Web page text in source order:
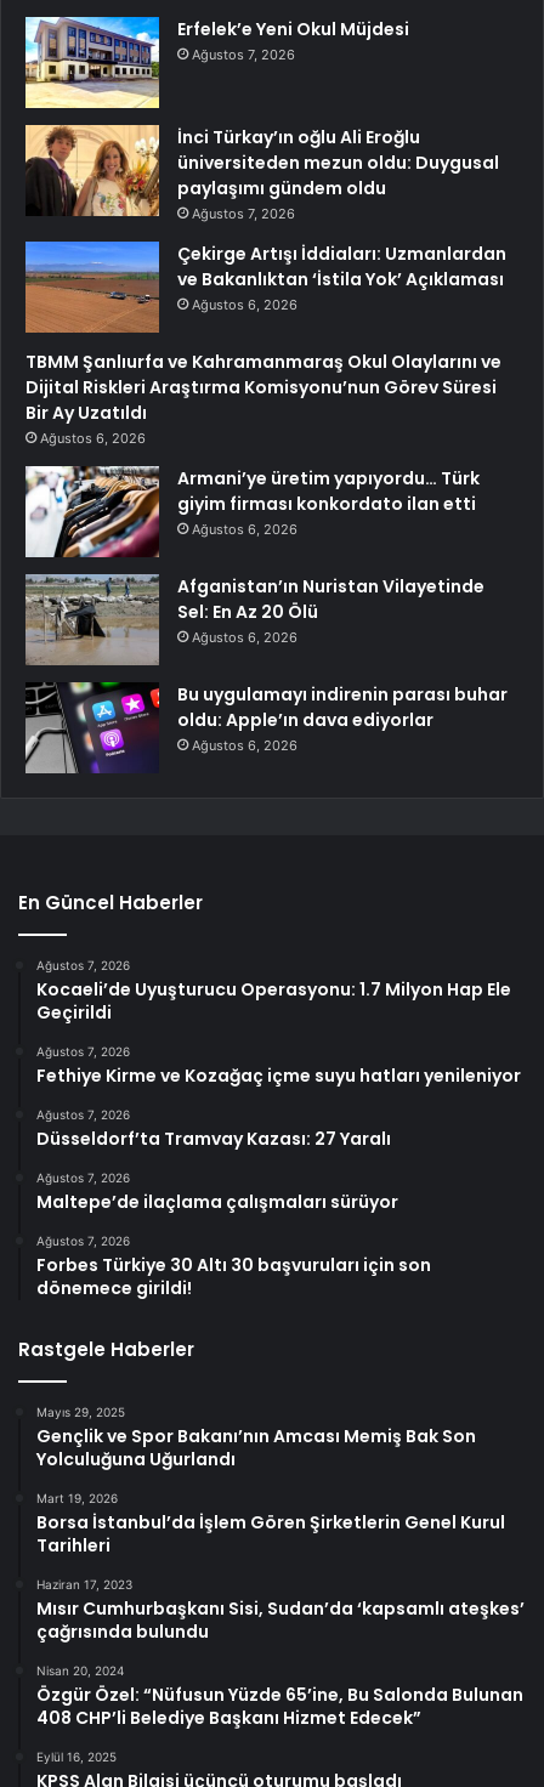
Erfelek’e Yeni Okul Müjdesi
Ağustos 7, 2026
İnci Türkay’ın oğlu Ali Eroğlu
üniversiteden mezun oldu: Duygusal
paylaşımı gündem oldu
Ağustos 7, 2026
Çekirge Artışı İddiaları: Uzmanlardan
ve Bakanlıktan ‘İstila Yok’ Açıklaması
Ağustos 6, 2026
TBMM Şanlıurfa ve Kahramanmaraş Okul Olaylarını ve
Dijital Riskleri Araştırma Komisyonu’nun Görev Süresi
Bir Ay Uzatıldı
Ağustos 6, 2026
Armani’ye üretim yapıyordu… Türk
giyim firması konkordato ilan etti
Ağustos 6, 2026
Afganistan’ın Nuristan Vilayetinde
Sel: En Az 20 Ölü
Ağustos 6, 2026
Bu uygulamayı indirenin parası buhar
oldu: Apple’ın dava ediyorlar
Ağustos 6, 2026
En Güncel Haberler
Ağustos 7, 2026
Kocaeli’de Uyuşturucu Operasyonu: 1.7 Milyon Hap Ele
Geçirildi
Ağustos 7, 2026
Fethiye Kirme ve Kozağaç içme suyu hatları yenileniyor
Ağustos 7, 2026
Düsseldorf’ta Tramvay Kazası: 27 Yaralı
Ağustos 7, 2026
Maltepe’de ilaçlama çalışmaları sürüyor
Ağustos 7, 2026
Forbes Türkiye 30 Altı 30 başvuruları için son
dönemece girildi!
Rastgele Haberler
Mayıs 29, 2025
Gençlik ve Spor Bakanı’nın Amcası Memiş Bak Son
Yolculuğuna Uğurlandı
Mart 19, 2026
Borsa İstanbul’da İşlem Gören Şirketlerin Genel Kurul
Tarihleri
Haziran 17, 2023
Mısır Cumhurbaşkanı Sisi, Sudan’da ‘kapsamlı ateşkes’
çağrısında bulundu
Nisan 20, 2024
Özgür Özel: “Nüfusun Yüzde 65’ine, Bu Salonda Bulunan
408 CHP’li Belediye Başkanı Hizmet Edecek”
Eylül 16, 2025
KPSS Alan Bilgisi üçüncü oturumu başladı